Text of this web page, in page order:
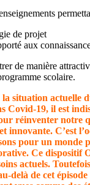
de projet
aux
de manière
scolaire.
la situation actuelle
Covid-19, il est
réinventer notre
innovante. C’est
pour un monde
Ce dispositif
actuels.
delà de cet